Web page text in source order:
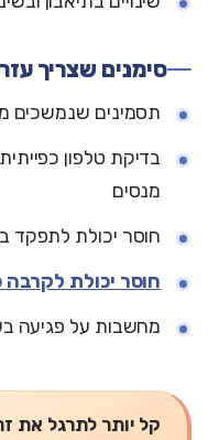
סימנים שצריך
תסמינים שנמשכים מעל 6 חודשים בלי
בדיקת טלפון
מנסים
חוסר יכולת לתפקד
חוסר יכולת לקרבה
מחשבות על פגיעה
קל יותר לתרגל את